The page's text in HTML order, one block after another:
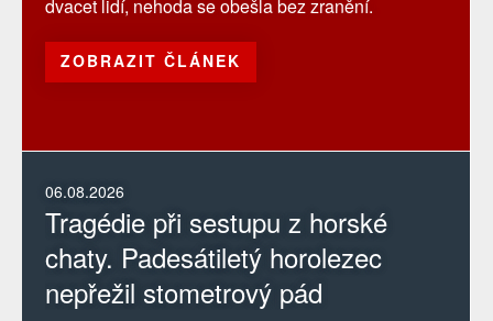
06.08.2026
Tragédie při sestupu z horské
chaty. Padesátiletý horolezec
nepřežil stometrový pád
dvacet lidí, nehoda se obešla bez zranění.
ZOBRAZIT ČLÁNEK